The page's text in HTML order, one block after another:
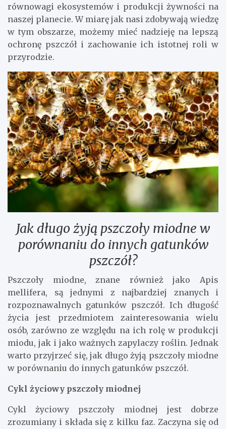
równowagi ekosystemów i produkcji żywności na
naszej planecie. W miarę jak nasi zdobywają wiedzę
w tym obszarze, możemy mieć nadzieję na lepszą
ochronę pszczół i zachowanie ich istotnej roli w
przyrodzie.
Jak długo żyją pszczoły miodne w
porównaniu do innych gatunków
pszczół?
Pszczoły miodne, znane również jako Apis
mellifera, są jednymi z najbardziej znanych i
rozpoznawalnych gatunków pszczół. Ich długość
życia jest przedmiotem zainteresowania wielu
osób, zarówno ze względu na ich rolę w produkcji
miodu, jak i jako ważnych zapylaczy roślin. Jednak
warto przyjrzeć się, jak długo żyją pszczoły miodne
w porównaniu do innych gatunków pszczół.
Cykl życiowy pszczoły miodnej
Cykl życiowy pszczoły miodnej jest dobrze
zrozumiany i składa się z kilku faz. Zaczyna się od